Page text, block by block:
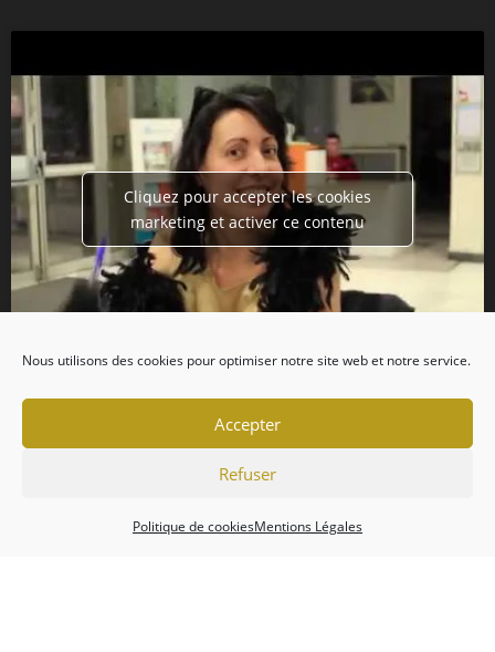
Nous utilisons des cookies pour optimiser notre site web et notre service.
Accepter
Refuser
Politique de cookiesMentions Légales
Cliquez pour accepter les cookies
marketing et activer ce contenu